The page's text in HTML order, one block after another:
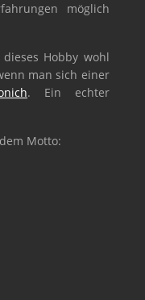
möglich
Hobby wohl
man sich einer
. Ein echter
Motto: